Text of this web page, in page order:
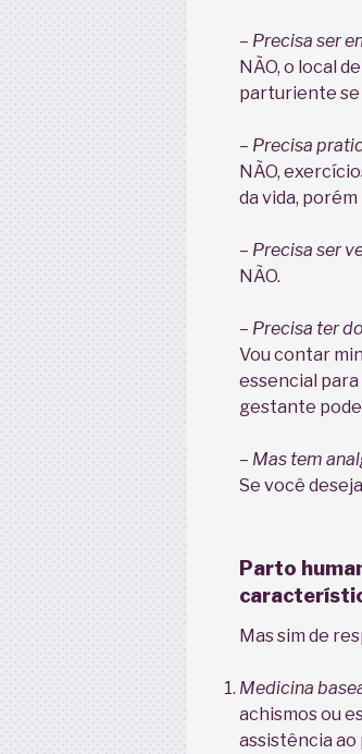
– Precisa ser
NÃO, o local
parturiente se
– Precisa
NÃO,
da vida,
– Precisa ser
NÃO.
– Precisa ter
Vou contar
essencial
gestante pode
– Mas tem
Se você
Parto
Mas sim de
Medicina
achismos ou
assistência ao